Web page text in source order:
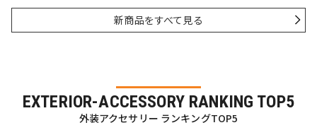
新商品をすべて見る
EXTERIOR-ACCESSORY RANKING TOP5
外装アクセサリー ランキングTOP5